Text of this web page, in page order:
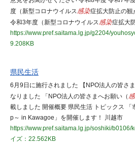
度（新型コロナウイルス感染症拡大防止の観
令和3年度（新型コロナウイルス感染症拡大
https://www.pref.saitama.lg.jp/g2204/
9.208KB
県民生活
6月9日に施行されました 【NPO法人の皆さ
なりました 「NPO法人の皆さまへお願い（
載しました 開催概要 県民生活 トピックス
p～ in Kawagoe」を開催します！ 川越市
https://www.pref.saitama.lg.jp/soshiki/b0106/
イズ：22.562KB